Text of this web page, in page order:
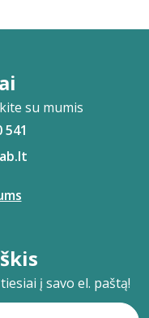
su mumis
541
į savo el. paštą!